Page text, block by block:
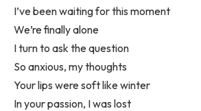
I’ve been waiting for this moment
We’re finally alone
I turn to ask the question
So anxious, my thoughts
Your lips were soft like winter
In your passion, I was lost